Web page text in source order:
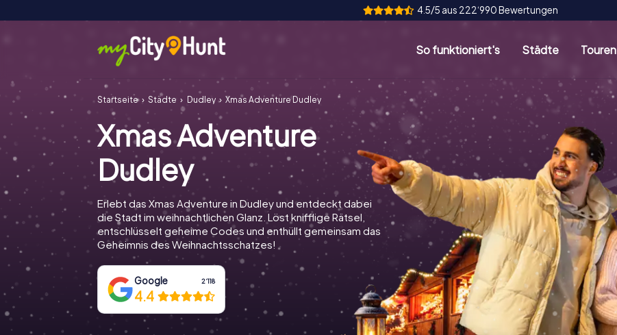
4.5/5 aus 222‘990 Bewertungen
So funktioniert's Städte Touren
Startseite Städte Dudley Xmas Adventure Dudley
Xmas Adventure
Dudley
Erlebt das Xmas Adventure in Dudley und entdeckt dabei
die Stadt im weihnachtlichen Glanz. Löst knifflige Rätsel,
entschlüsselt geheime Codes und enthüllt gemeinsam das
Geheimnis des Weihnachtsschatzes!
Google 2‘118
4.4